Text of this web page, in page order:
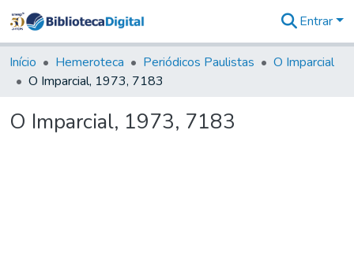
&
Coleções
Tudo na
Digital
Entrar
Início Hemeroteca Periódicos Paulistas
O Imparcial
O Imparcial, 1973, 7183
O Imparcial, 1973, 7183